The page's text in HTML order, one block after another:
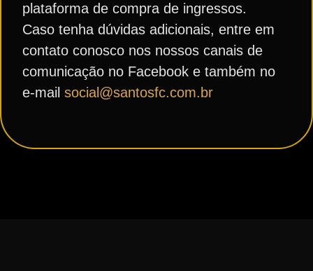
plataforma de compra de ingressos.
Caso tenha dúvidas adicionais, entre em
contato conosco nos nossos canais de
comunicação no Facebook e também no
e-mail social@santosfc.com.br